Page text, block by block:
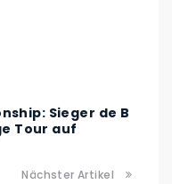
Sieger de B
Tour auf
Nächster Artikel